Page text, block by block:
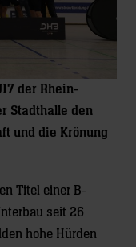
der Rhein-
Stadthalle den
und die Krönung
Titel einer B-
seit 26
hohe Hürden